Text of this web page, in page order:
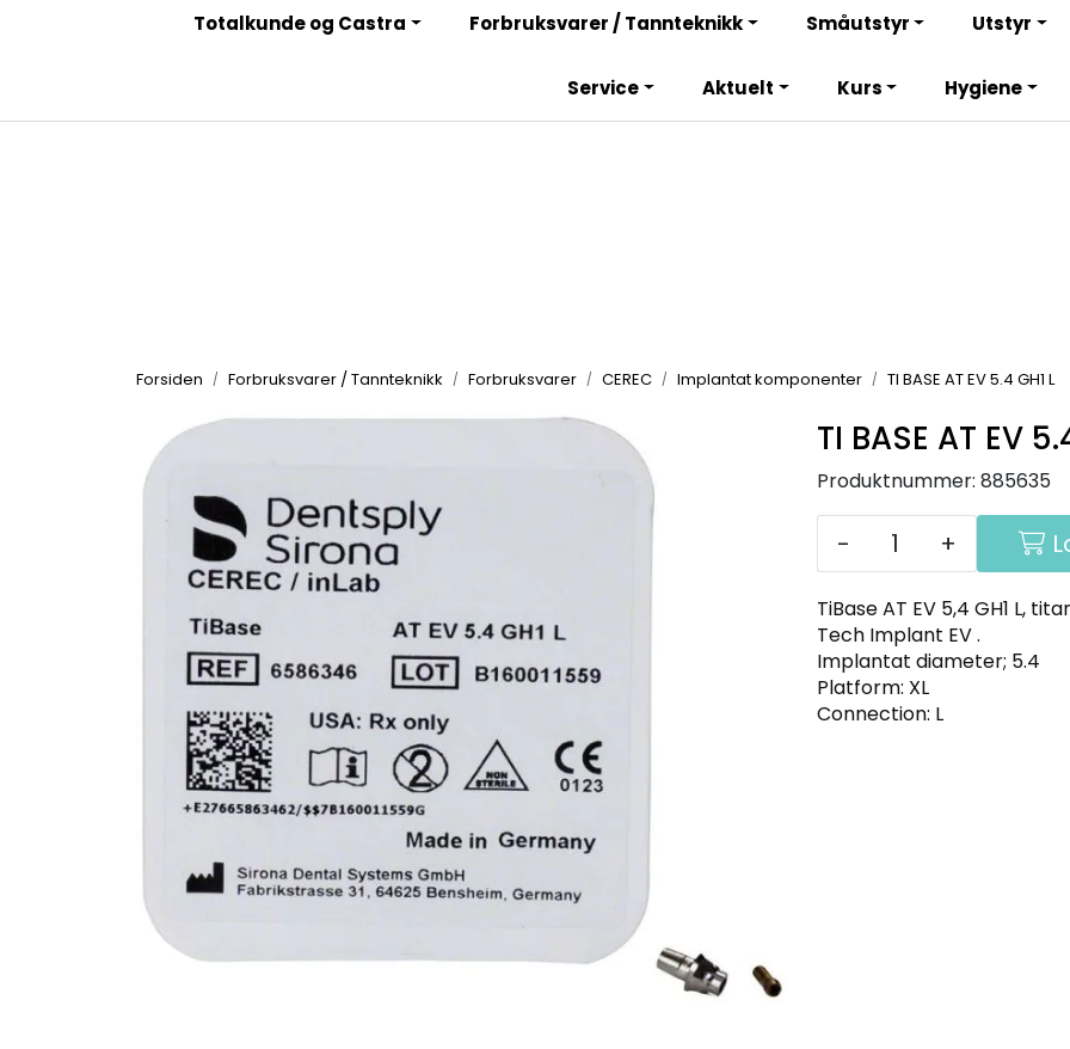
Bli totalkunde og få en rekke fordeler. Les mer!
Totalkunde og Castra Forbruksvarer / Tannteknikk Småutstyr Utstyr
Service Aktuelt Kurs Hygiene
Forsiden Forbruksvarer / Tannteknikk Forbruksvarer CEREC Implantat komponenter TI BASE AT EV 5.4 GH1 L
TI BASE AT EV
Produktnummer: 885635
- +
TiBase AT EV 5,4 GH1 L,
Tech Implant EV .
Implantat diameter; 5.4
Platform: XL
Connection: L